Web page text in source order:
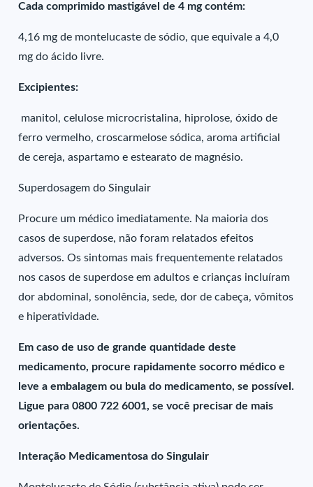
Cada comprimido mastigável de 4 mg contém:
4,16 mg de montelucaste de sódio, que equivale a 4,0
mg do ácido livre.
Excipientes:
manitol, celulose microcristalina, hiprolose, óxido de
ferro vermelho, croscarmelose sódica, aroma artificial
de cereja, aspartamo e estearato de magnésio.
Superdosagem do Singulair
Procure um médico imediatamente. Na maioria dos
casos de superdose, não foram relatados efeitos
adversos. Os sintomas mais frequentemente relatados
nos casos de superdose em adultos e crianças incluíram
dor abdominal, sonolência, sede, dor de cabeça, vômitos
e hiperatividade.
Em caso de uso de grande quantidade deste
medicamento, procure rapidamente socorro médico e
leve a embalagem ou bula do medicamento, se possível.
Ligue para 0800 722 6001, se você precisar de mais
orientações.
Interação Medicamentosa do Singulair